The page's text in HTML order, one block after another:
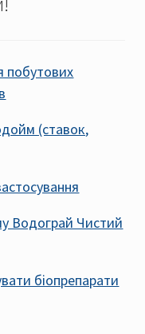
побутових
(ставок,
Водограй Чистий
біопрепарати